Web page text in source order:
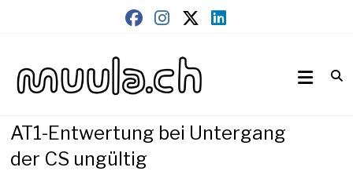
muula.ch
AT1-Entwertung bei Untergang
der CS ungültig